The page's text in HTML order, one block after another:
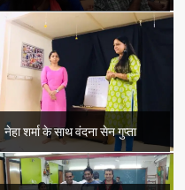
नेहा शर्मा के साथ वंदना सेन गुप्ता